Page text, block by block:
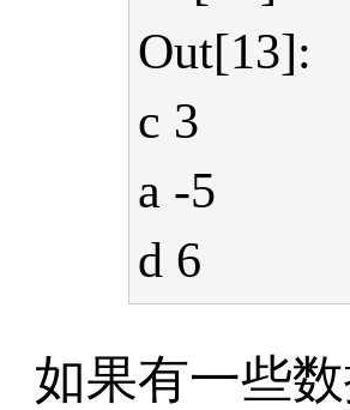
Out[13]:
c 3
a -5
d 6
如果有一些